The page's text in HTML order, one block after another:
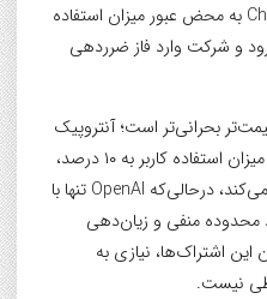
ChatGPT Plus و ChatGPT Pro 5x به محض عبور میزان استفاده
بین می‌رود و شرکت وارد فاز ضرردهی
بحرانی‌تر است؛ آنتروپیک
در طرح‌های بالارده خود با رسیدن میزان استفاده کاربر به ۱۰ درصد،
حاشیه سود ناخالص صفر را تجربه می‌کند، درحالی‌که OpenAI تنها با
وارد محدوده منفی و زیان‌دهی
اشتراک‌ها، نیازی به
نیست.